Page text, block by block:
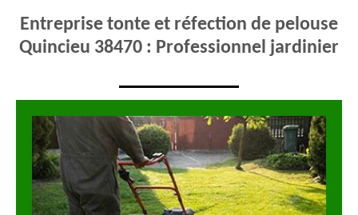
Entreprise tonte et réfection de pelouse
Quincieu 38470 : Professionnel jardinier